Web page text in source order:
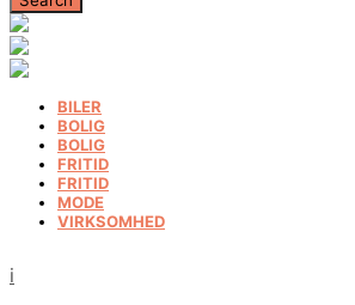
BILER
BOLIG
BOLIG
FRITID
FRITID
MODE
VIRKSOMHED
i